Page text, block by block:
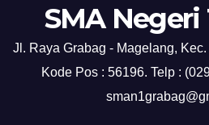
SMA Negeri
Jl. Raya Grabag - Magelang,
Kode Pos : 56196. Telp :